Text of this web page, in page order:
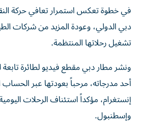
في خطوة تعكس استمرار تعافي حركة
دبي الدولي، وعودة المزيد من شركات
تشغيل رحلاتها المنتظمة.
ونشر مطار دبي مقطع فيديو لطائرة
أحد مدرجاته، مرحباً بعودتها عبر
إنستغرام، مؤكداً استئناف الرحلات
وإسطنبول.